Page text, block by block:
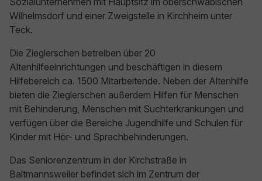
Wilhelmsdorf und einer Zweigstelle in Kirchheim unter
Teck.
Die Zieglerschen betreiben über 20
Altenhilfeeinrichtungen und beschäftigen in diesem
Hilfebereich ca. 1500 Mitarbeitende. Neben der Altenhilfe
bieten die Zieglerschen außerdem Hilfen für Menschen
mit Behinderung, Menschen mit Suchterkrankungen und
verfügen über die Bereiche Jugendhilfe und Schulen für
Kinder mit Hör- und Sprachbehinderungen.
Das Seniorenzentrum in der Kirchstraße in
Baltmannsweiler befindet sich im Zentrum der